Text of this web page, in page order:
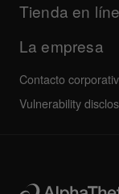
Servicio,
Tienda en
La empresa
Contacto
Vulnerability